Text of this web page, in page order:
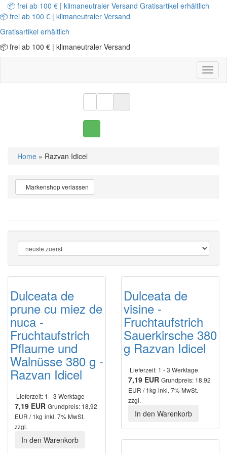
📦 frei ab 100 € | klimaneutraler Versand Gratisartikel erhältlich
📦 frei ab 100 € | klimaneutraler Versand
Gratisartikel erhältlich
📦 frei ab 100 € | klimaneutraler Versand
Home » Razvan Idicel
Markenshop verlassen
Dulceata de
prune cu miez de
nuca -
Fruchtaufstrich
Pflaume und
Walnüsse 380 g -
Razvan Idicel
Lieferzeit: 1 - 3 Werktage
7,19 EUR Grundpreis: 18,92
EUR / 1kg inkl. 7% MwSt.
zzgl.
In den Warenkorb
Dulceata de
visine -
Fruchtaufstrich
Sauerkirsche 380
g Razvan Idicel
Lieferzeit: 1 - 3 Werktage
7,19 EUR Grundpreis: 18,92
EUR / 1kg inkl. 7% MwSt.
zzgl.
In den Warenkorb